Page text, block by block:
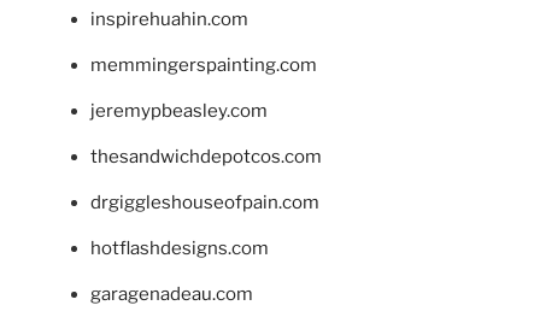
inspirehuahin.com
memmingerspainting.com
jeremypbeasley.com
thesandwichdepotcos.com
drgiggleshouseofpain.com
hotflashdesigns.com
garagenadeau.com